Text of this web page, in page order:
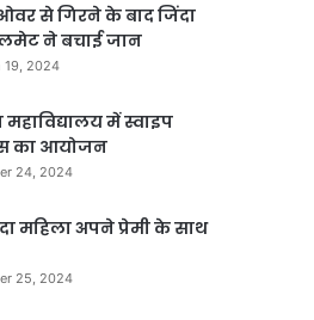
से गिरने के बाद जिंदा
ने बचाई जान
19, 2024
में स्वाइप
का आयोजन
24, 2024
महिला अपने प्रेमी के साथ
25, 2024